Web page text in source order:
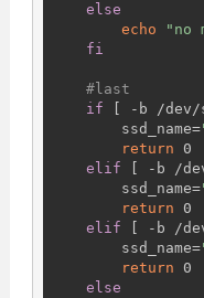
else
echo
"no
fi
#last
if [ -b /dev/
        ssd_name=
return 0
elif [ -b /
        ssd_name=
return 0
elif [ -b /
        ssd_name=
return 0
else